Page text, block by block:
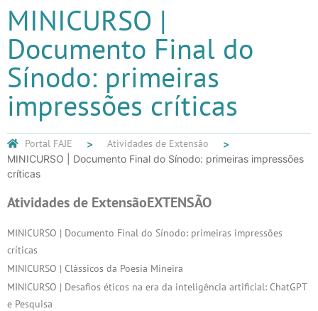
MINICURSO |
Documento Final do
Sínodo: primeiras
impressões críticas
Portal FAJE Atividades de Extensão
MINICURSO | Documento Final do Sínodo: primeiras impressões
críticas
Atividades de ExtensãoEXTENSÃO
MINICURSO | Documento Final do Sínodo: primeiras impressões
críticas
MINICURSO | Clássicos da Poesia Mineira
MINICURSO | Desafios éticos na era da inteligência artificial: ChatGPT
e Pesquisa